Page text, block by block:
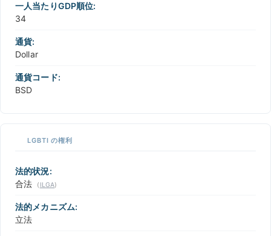
一人当たりGDP順位:
34
通貨:
Dollar
通貨コード:
BSD
LGBTI の権利
法的状況:
合法
( ILGA)
法的メカニズム:
立法